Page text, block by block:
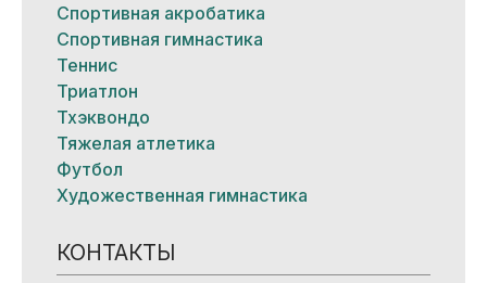
Спортивная акробатика
Спортивная гимнастика
Теннис
Триатлон
Тхэквондо
Тяжелая атлетика
Футбол
Художественная гимнастика
КОНТАКТЫ